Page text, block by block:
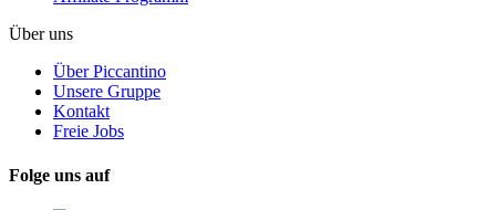
Über uns
Über Piccantino
Unsere Gruppe
Kontakt
Freie Jobs
Folge uns auf